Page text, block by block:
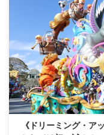
《ドリーミング・ア